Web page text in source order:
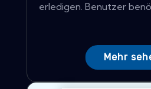
erledigen. Benutzer
Mehr